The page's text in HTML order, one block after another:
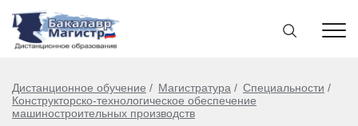
Дистанционное обучение Магистратура
Специальности
Конструкторско-технологическое обеспечение
машиностроительных производств